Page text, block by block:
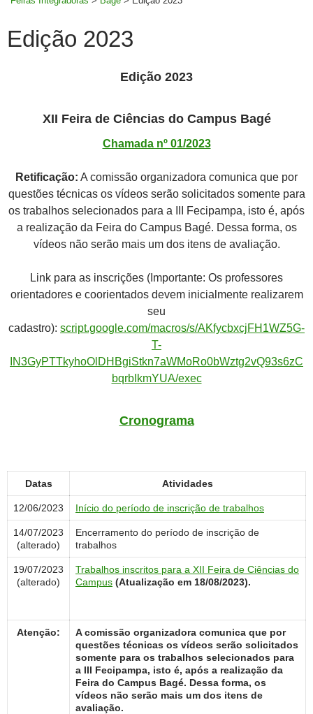
Edição 2023
Edição 2023
XII Feira de Ciências do Campus Bagé
Chamada nº 01/2023
Retificação: A comissão organizadora comunica que por
questões técnicas os vídeos serão solicitados somente para
os trabalhos selecionados para a III Fecipampa, isto é, após
a realização da Feira do Campus Bagé. Dessa forma, os
vídeos não serão mais um dos itens de avaliação.
Link para as inscrições (Importante: Os professores
orientadores e coorientados devem inicialmente realizarem
seu
cadastro): script.google.com/macros/s/AKfycbxcjFH1WZ5G-
T-
IN3GyPTTkyhoOlDHBgiStkn7aWMoRo0bWztg2vQ93s6zC
bqrbIkmYUA/exec
Cronograma
Datas Atividades
12/06/2023 Início do período de inscrição de trabalhos
14/07/2023
(alterado)
Encerramento do período de inscrição de
trabalhos
19/07/2023
(alterado)
Trabalhos inscritos para a XII Feira de Ciências do
Campus (Atualização em 18/08/2023).
Atenção:
A comissão organizadora comunica que por
questões técnicas os vídeos serão solicitados
somente para os trabalhos selecionados para
a III Fecipampa, isto é, após a realização da
Feira do Campus Bagé. Dessa forma, os
vídeos não serão mais um dos itens de
avaliação.